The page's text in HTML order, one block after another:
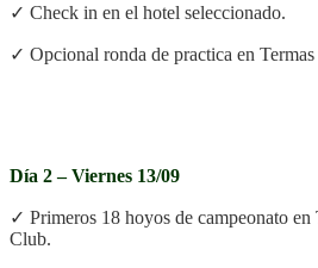
✓ Check in en el hotel seleccionado.
✓ Opcional ronda de practica en
Día 2 – Viernes 13/09
✓ Primeros 18 hoyos de campeonato
Club.